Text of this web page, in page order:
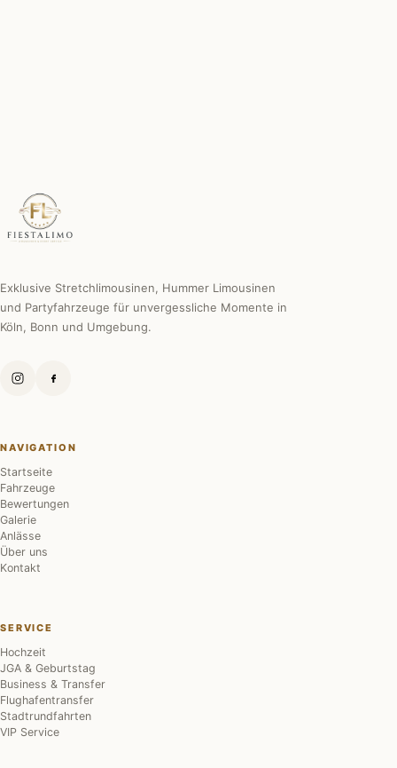
Exklusive Stretchlimousinen, Hummer Limousinen
und Partyfahrzeuge für unvergessliche Momente in
Köln, Bonn und Umgebung.
NAVIGATION
Startseite
Fahrzeuge
Bewertungen
Galerie
Anlässe
Über uns
Kontakt
SERVICE
Hochzeit
JGA & Geburtstag
Business & Transfer
Flughafentransfer
Stadtrundfahrten
VIP Service